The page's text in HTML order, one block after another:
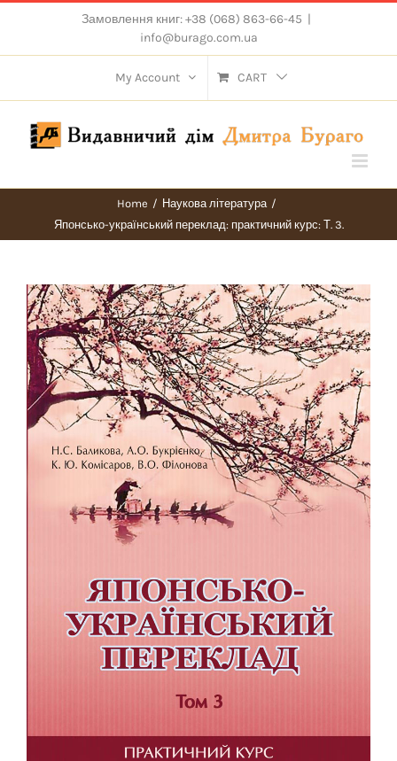
content
Замовлення книг: +38 (068) 863-66-45 |
info@burago.com.ua
My Account CART
Home / Наукова література /
Японсько-український переклад: практичний курс: Т. 3.